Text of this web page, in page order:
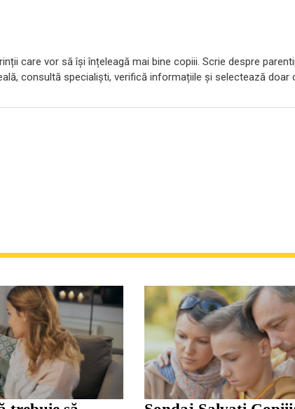
care vor să își înțeleagă mai bine copiii. Scrie despre
consultă specialiști, verifică informațiile și selectează doar